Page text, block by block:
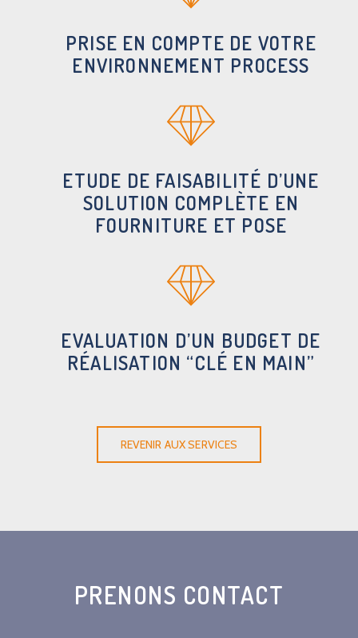
PRISE EN COMPTE DE VOTRE
ENVIRONNEMENT PROCESS
ETUDE DE FAISABILITÉ D’UNE
SOLUTION COMPLÈTE EN
FOURNITURE ET POSE
EVALUATION D’UN BUDGET DE
RÉALISATION “CLÉ EN MAIN”
REVENIR AUX SERVICES
PRENONS CONTACT